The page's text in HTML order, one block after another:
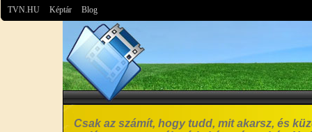
TVN.HU Képtár Blog
Csak az számít, hogy tudd, mit akarsz, és